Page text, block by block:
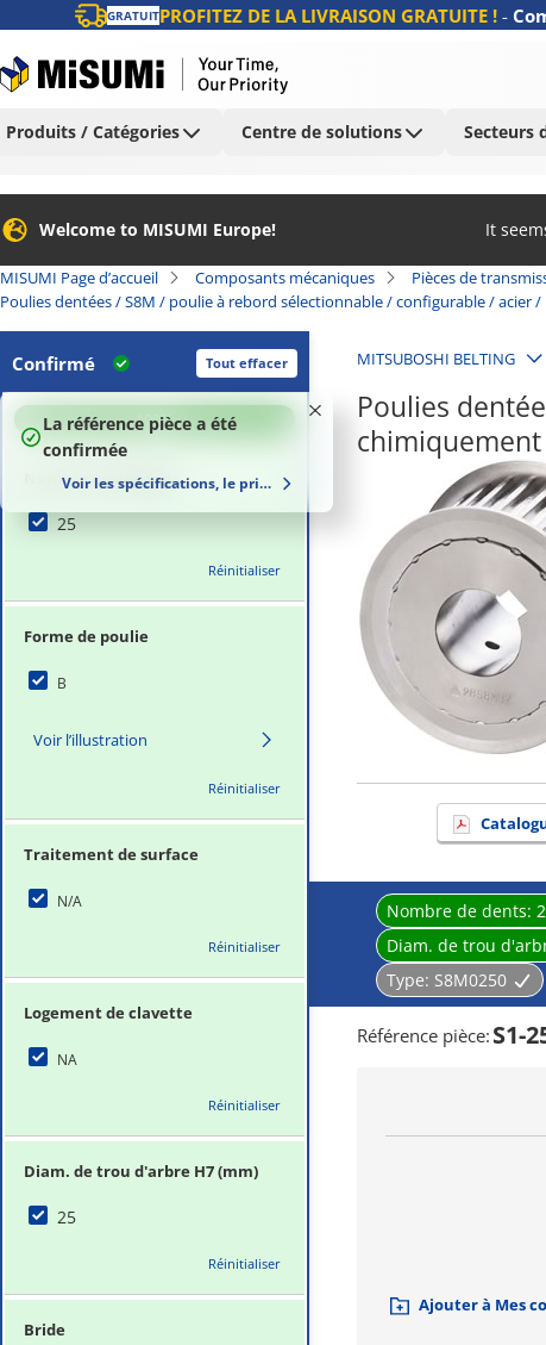
GRATUITPROFITEZ DE LA LIVRAISON GRATUITE !-
Produits / Catégories Centre de solutions Secteurs
Welcome to MISUMI Europe! It
MISUMI Page d’accueil Composants mécaniques Pièces de
Poulies dentées / S8M / poulie à rebord sélectionnable / configurable / acier
Confirmé Tout effacer
100%
La référence pièce a été
confirmée
Voir les spécifications, le prix et le délai de livraison
Nombre de dents (t)
25
Réinitialiser
Forme de poulie
B
Voir l’illustration
Réinitialiser
Traitement de surface
N/A
Réinitialiser
Logement de clavette
NA
Réinitialiser
Diam. de trou d'arbre H7 (mm)
25
Réinitialiser
Bride
MITSUBOSHI BELTING
Poulies
chimiquement
Nombre de dents:
Diam. de trou
Type: S8M0250
Référence pièce: S1-
Ajouter à Mes